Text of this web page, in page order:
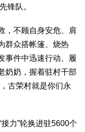
锋队。
不顾自身安危、肩
群众搭帐篷、烧热
件中迅速行动、履
奶奶，握着驻村干部
古荣村就是你们永
力”轮换进驻5600个